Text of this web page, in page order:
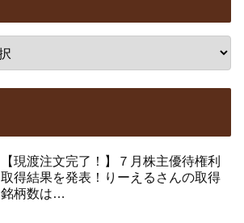
【現渡注文完了！】７月株主優待権利
取得結果を発表！りーえるさんの取得
銘柄数は…